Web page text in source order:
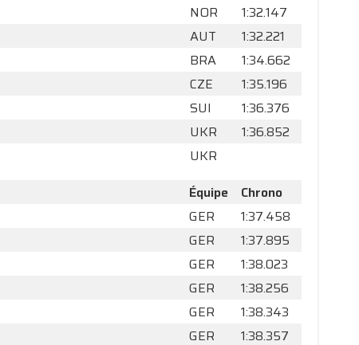
NOR
1:32.147
AUT
1:32.221
BRA
1:34.662
CZE
1:35.196
SUI
1:36.376
UKR
1:36.852
UKR
Équipe
Chrono
GER
1:37.458
GER
1:37.895
GER
1:38.023
GER
1:38.256
GER
1:38.343
GER
1:38.357